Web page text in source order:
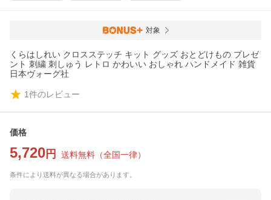
対象
くらはしれい クロスステッチ キット グッズ おとどけもの プレゼ
ント 刺繍 刺しゅう レトロ かわいい おしゃれ ハンドメイド 雑貨
日本ヴォーグ社
1件のレビュー
価格
5,720 円 送料無料 （全国一律）
条件により送料が異なる場合があります。